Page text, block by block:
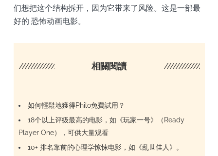
们想把这个结构拆开，因为它带来了风险。这是一部最
好的 恐怖动画电影。
//////////////////// 相關閱讀
如何輕鬆地獲得Philo免費試用？
18个以上评级最高的电影，如《玩家一号》（Ready
Player One），可供大量观看
10+ 排名靠前的心理学惊悚电影，如《乱世佳人》。